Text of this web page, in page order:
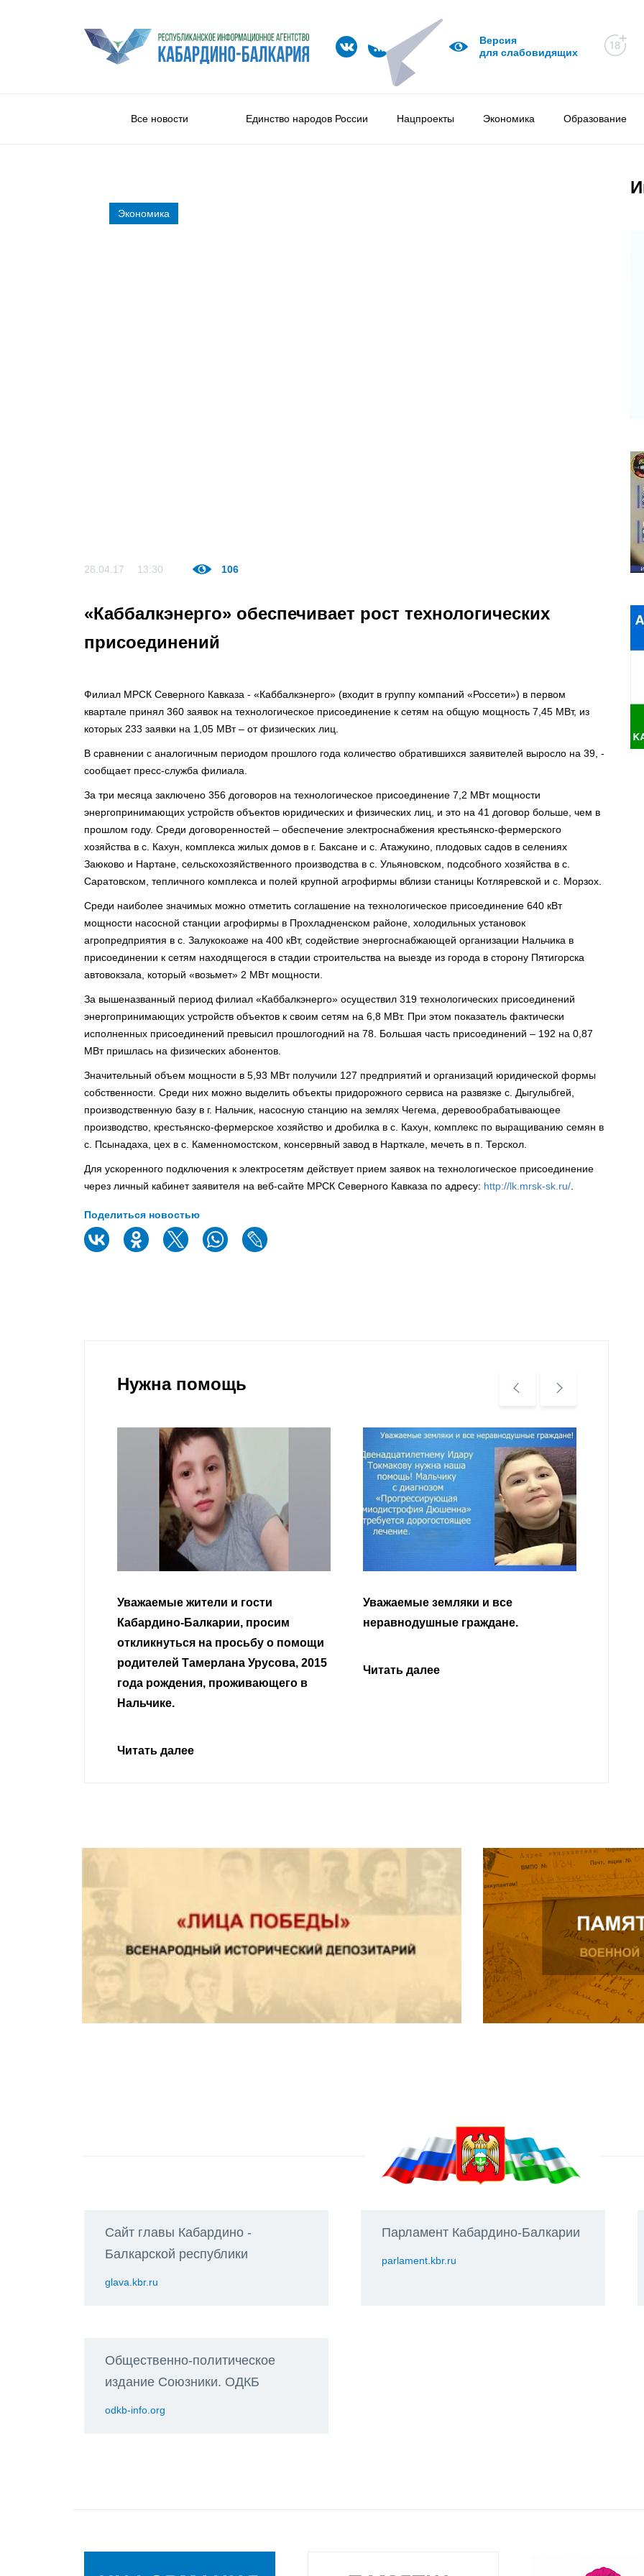
Версия
для слабовидящих
Все новости Единство народов России Нацпроекты Экономика Образование
Экономика
28.04.17 13:30 106
«Каббалкэнерго» обеспечивает рост технологических
присоединений
Филиал МРСК Северного Кавказа - «Каббалкэнерго» (входит в группу компаний «Россети») в первом
квартале принял 360 заявок на технологическое присоединение к сетям на общую мощность 7,45 МВт, из
которых 233 заявки на 1,05 МВт – от физических лиц.
В сравнении с аналогичным периодом прошлого года количество обратившихся заявителей выросло на 39, -
сообщает пресс-служба филиала.
За три месяца заключено 356 договоров на технологическое присоединение 7,2 МВт мощности
энергопринимающих устройств объектов юридических и физических лиц, и это на 41 договор больше, чем в
прошлом году. Среди договоренностей – обеспечение электроснабжения крестьянско-фермерского
хозяйства в с. Кахун, комплекса жилых домов в г. Баксане и с. Атажукино, плодовых садов в селениях
Заюково и Нартане, сельскохозяйственного производства в с. Ульяновском, подсобного хозяйства в с.
Саратовском, тепличного комплекса и полей крупной агрофирмы вблизи станицы Котляревской и с. Морзох.
Среди наиболее значимых можно отметить соглашение на технологическое присоединение 640 кВт
мощности насосной станции агрофирмы в Прохладненском районе, холодильных установок
агропредприятия в с. Залукокоаже на 400 кВт, содействие энергоснабжающей организации Нальчика в
присоединении к сетям находящегося в стадии строительства на выезде из города в сторону Пятигорска
автовокзала, который «возьмет» 2 МВт мощности.
За вышеназванный период филиал «Каббалкэнерго» осуществил 319 технологических присоединений
энергопринимающих устройств объектов к своим сетям на 6,8 МВт. При этом показатель фактически
исполненных присоединений превысил прошлогодний на 78. Большая часть присоединений – 192 на 0,87
МВт пришлась на физических абонентов.
Значительный объем мощности в 5,93 МВт получили 127 предприятий и организаций юридической формы
собственности. Среди них можно выделить объекты придорожного сервиса на развязке с. Дыгулыбгей,
производственную базу в г. Нальчик, насосную станцию на землях Чегема, деревообрабатывающее
производство, крестьянско-фермерское хозяйство и дробилка в с. Кахун, комплекс по выращиванию семян в
с. Псынадаха, цех в с. Каменномостском, консервный завод в Нарткале, мечеть в п. Терскол.
Для ускоренного подключения к электросетям действует прием заявок на технологическое присоединение
через личный кабинет заявителя на веб-сайте МРСК Северного Кавказа по адресу: http://lk.mrsk-sk.ru/
Поделиться новостью
Нужна помощь
Уважаемые земляки и все
неравнодушные граждане.
Читать далее
Читать далее
Сайт главы Кабардино -
Балкарской республики
glava.kbr.ru
Парламент Кабардино-Балкарии
parlament.kbr.ru
Общественно-политическое
издание Союзники. ОДКБ
odkb-info.org